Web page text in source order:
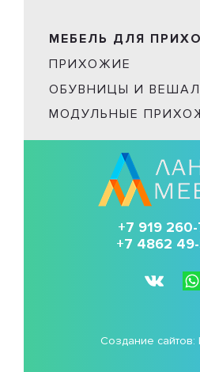
МЕБЕЛЬ ДЛЯ
ПРИХОЖИЕ
ОБУВНИЦЫ И
МОДУЛЬНЫЕ
+7 919
+7 4862
Создание сайтов: